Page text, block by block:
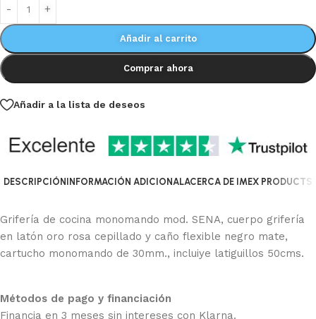
Añadir al carrito
Comprar ahora
Añadir a la lista de deseos
DESCRIPCIÓN INFORMACIÓN ADICIONALACERCA DE IMEX PRODUCTS
Grifería de cocina monomando mod. SENA, cuerpo grifería
en latón oro rosa cepillado y caño flexible negro mate,
cartucho monomando de 30mm., incluiye latiguillos 50cms.
Métodos de pago y financiación
Financia en 3 meses sin intereses con Klarna.